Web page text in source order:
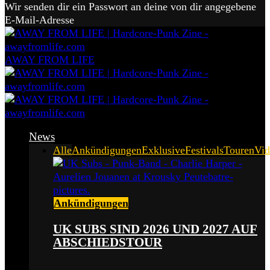
Wir senden dir ein Passwort an deine von dir angegebene
E-Mail-Adresse
AWAY FROM LIFE
News
AlleAnkündigungenExklusiveFestivalsTouren
Ankündigungen
UK SUBS SIND 2026 UND 2027 AUF
ABSCHIEDSTOUR